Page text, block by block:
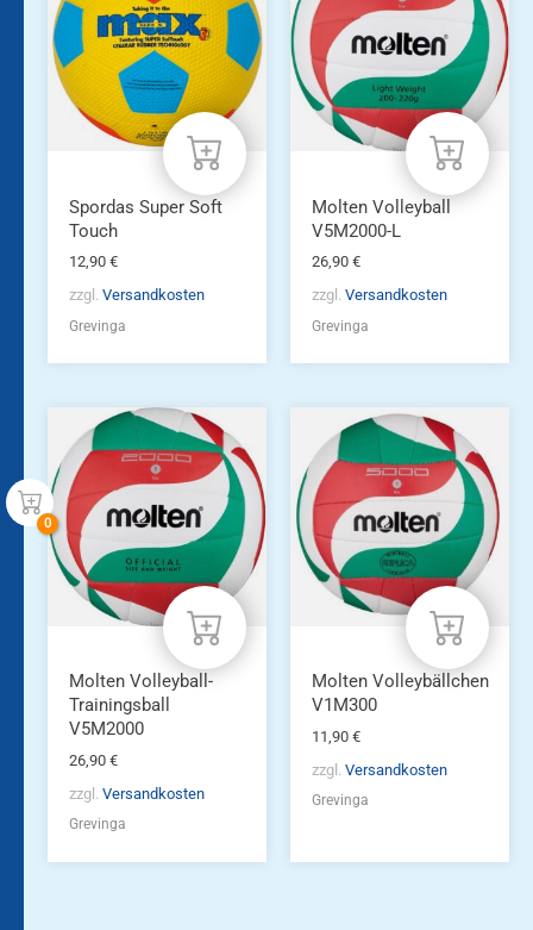
Spordas Super Soft
Touch
12,90 €
zzgl. Versandkosten
Grevinga
Molten Volleyball
V5M2000-L
26,90 €
zzgl. Versandkosten
Grevinga
Molten Volleyball-
Trainingsball
V5M2000
26,90 €
zzgl. Versandkosten
Grevinga
Molten Volleybällchen
V1M300
11,90 €
zzgl. Versandkosten
Grevinga